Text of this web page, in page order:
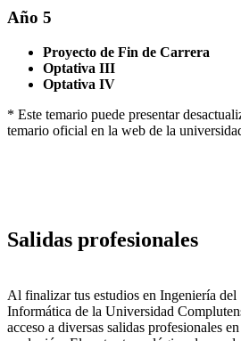
Año 5
Proyecto de Fin de Carrera
Optativa III
Optativa IV
* Este temario puede presentar
temario oficial en la web de la
Salidas profesionales
Al finalizar tus estudios en Ingeniería
Informática de la Universidad
acceso a diversas salidas profesionales